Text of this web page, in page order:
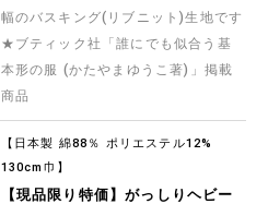
幅のバスキング(リブニット)生地です
★ブティック社「誰にでも似合う基
本形の服 (かたやまゆうこ著)」掲載
商品
【日本製 綿88％ ポリエステル12%
130cm巾】
【現品限り特価】がっしりヘビー